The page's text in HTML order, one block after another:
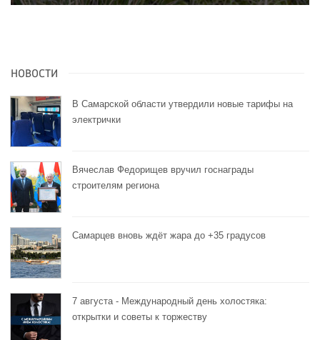
НОВОСТИ
В Самарской области утвердили новые тарифы на
электрички
Вячеслав Федорищев вручил госнаграды
строителям региона
Самарцев вновь ждёт жара до +35 градусов
7 августа - Международный день холостяка:
открытки и советы к торжеству